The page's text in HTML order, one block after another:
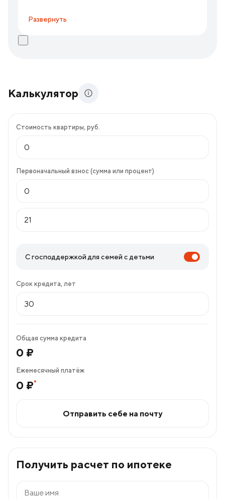
Развернуть
Калькулятор
Стоимость квартиры, руб.
Первоначальный взнос (сумма или процент)
С господдержкой для семей с детьми
Срок кредита, лет
Общая сумма кредита
0 ₽
Ежемесячный платёж
0 ₽*
Отправить себе на почту
Получить расчет по ипотеке